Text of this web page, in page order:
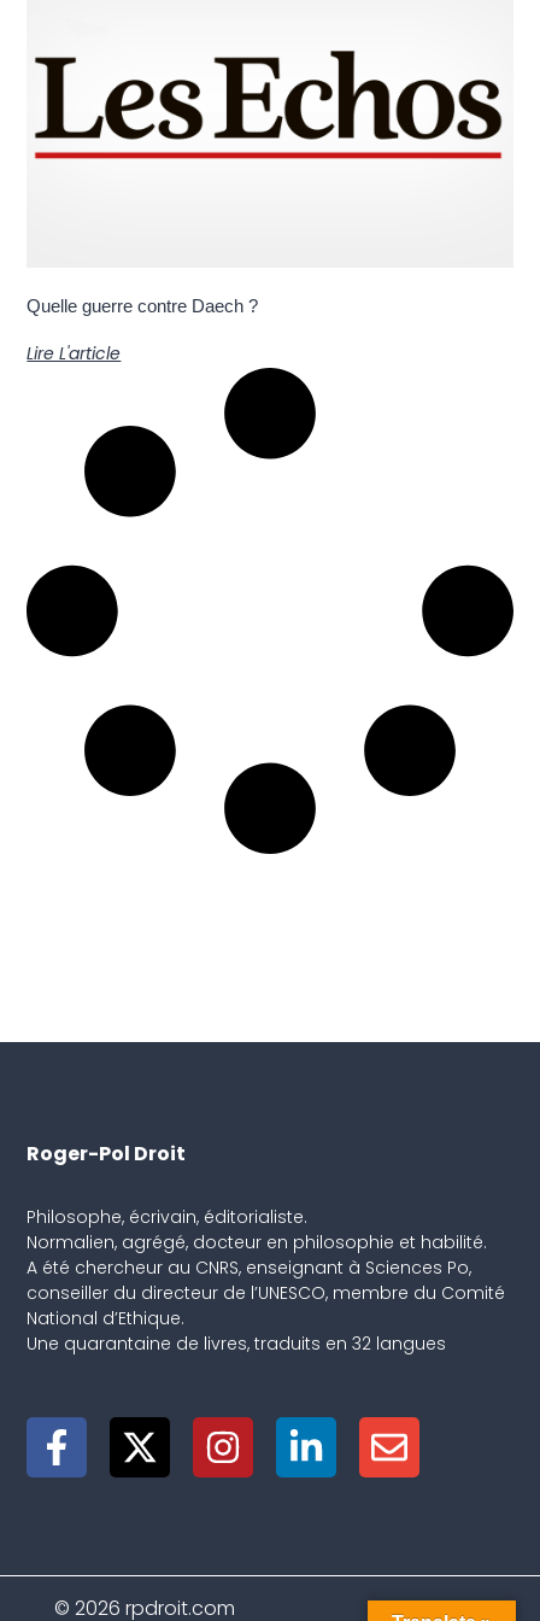
Quelle guerre contre Daech ?
Lire L'article
Roger-Pol Droit
Philosophe, écrivain, éditorialiste.
Normalien, agrégé, docteur en philosophie et habilité.
A été chercheur au CNRS, enseignant à Sciences Po,
conseiller du directeur de l’UNESCO, membre du Comité
National d’Ethique.
Une quarantaine de livres, traduits en 32 langues
© 2026 rpdroit.com